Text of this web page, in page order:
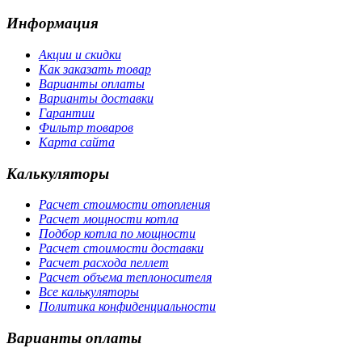
Информация
Акции и скидки
Как заказать товар
Варианты оплаты
Варианты доставки
Гарантии
Фильтр товаров
Карта сайта
Калькуляторы
Расчет стоимости отопления
Расчет мощности котла
Подбор котла по мощности
Расчет стоимости доставки
Расчет расхода пеллет
Расчет объема теплоносителя
Все калькуляторы
Политика конфиденциальности
Варианты оплаты